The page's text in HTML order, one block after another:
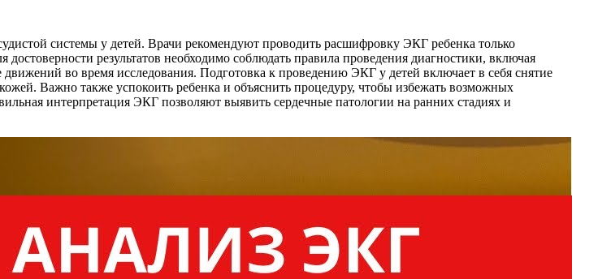
системы у детей. Врачи рекомендуют проводить расшифровку ЭКГ ребенка только
результатов необходимо соблюдать правила проведения диагностики, включая
во время исследования. Подготовка к проведению ЭКГ у детей включает в себя снятие
Важно также успокоить ребенка и объяснить процедуру, чтобы избежать возможных
интерпретация ЭКГ позволяют выявить сердечные патологии на ранних стадиях и